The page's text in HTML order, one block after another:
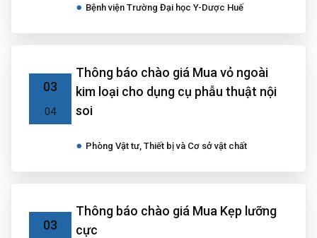
Bệnh viện Trường Đại học Y-Dược Huế
03
04
Thông báo chào giá Mua vỏ ngoài
kim loại cho dụng cụ phẫu thuật nội
soi
Phòng Vật tư, Thiết bị và Cơ sở vật chất
03
Thông báo chào giá Mua Kẹp lưỡng
cực